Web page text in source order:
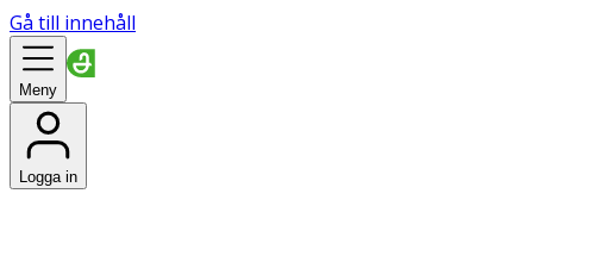
Gå till innehåll
Meny
Logga in